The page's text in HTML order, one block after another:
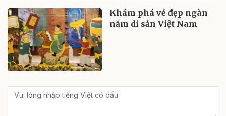
Khám phá vẻ đẹp ngàn
năm di sản Việt Nam